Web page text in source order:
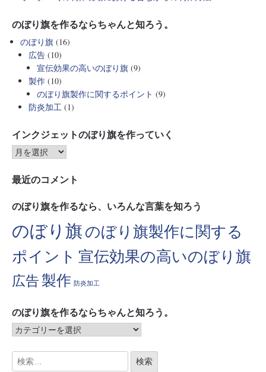
のぼり旗を作るならちゃんと知ろう。
のぼり旗 (16)
広告 (10)
宣伝効果の高いのぼり旗 (9)
製作 (10)
のぼり旗製作に関するポイント (9)
防炎加工 (1)
インクジェットのぼり旗を作っていく
最近のコメント
のぼり旗を作るなら、いろんな言葉を知ろう
のぼり旗のぼり旗製作に関する
ポイント 宣伝効果の高いのぼり旗
広告 製作 防炎加工
のぼり旗を作るならちゃんと知ろう。